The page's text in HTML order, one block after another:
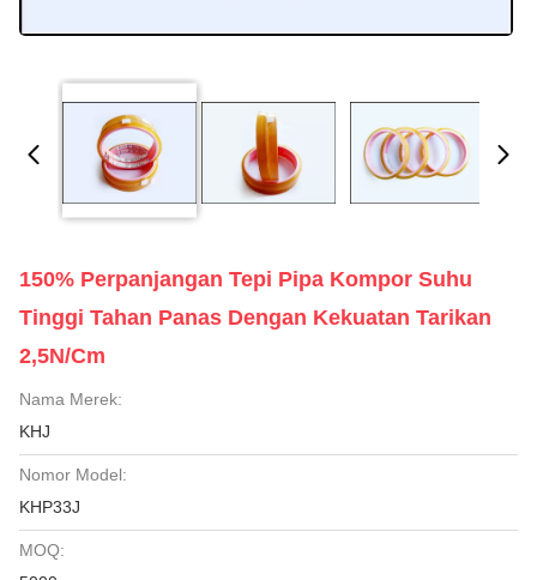
150% Perpanjangan Tepi Pipa Kompor Suhu
Tinggi Tahan Panas Dengan Kekuatan Tarikan
2,5N/cm
Nama Merek:
KHJ
Nomor Model:
KHP33J
MOQ: